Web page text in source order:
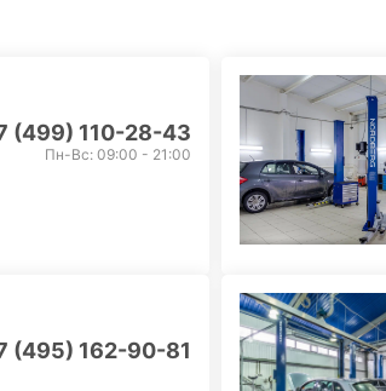
(499) 110-28-43
Пн-Вс: 09:00 - 21:00
(495) 162-90-81